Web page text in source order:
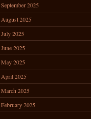
September 2025
August 2025
July 2025
June 2025
May 2025
April 2025
March 2025
February 2025